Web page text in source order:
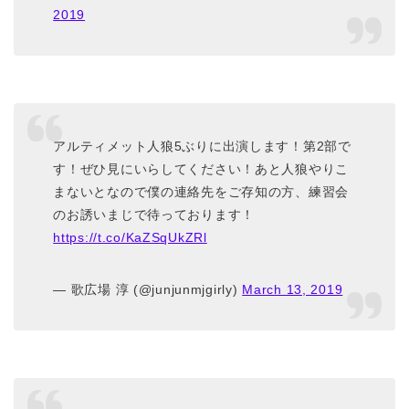
2019
アルティメット人狼5ぶりに出演します！第2部で
す！ぜひ見にいらしてください！あと人狼やりこ
まないとなので僕の連絡先をご存知の方、練習会
のお誘いまじで待っております！
https://t.co/KaZSqUkZRl
— 歌広場 淳 (@junjunmjgirly) March 13, 2019